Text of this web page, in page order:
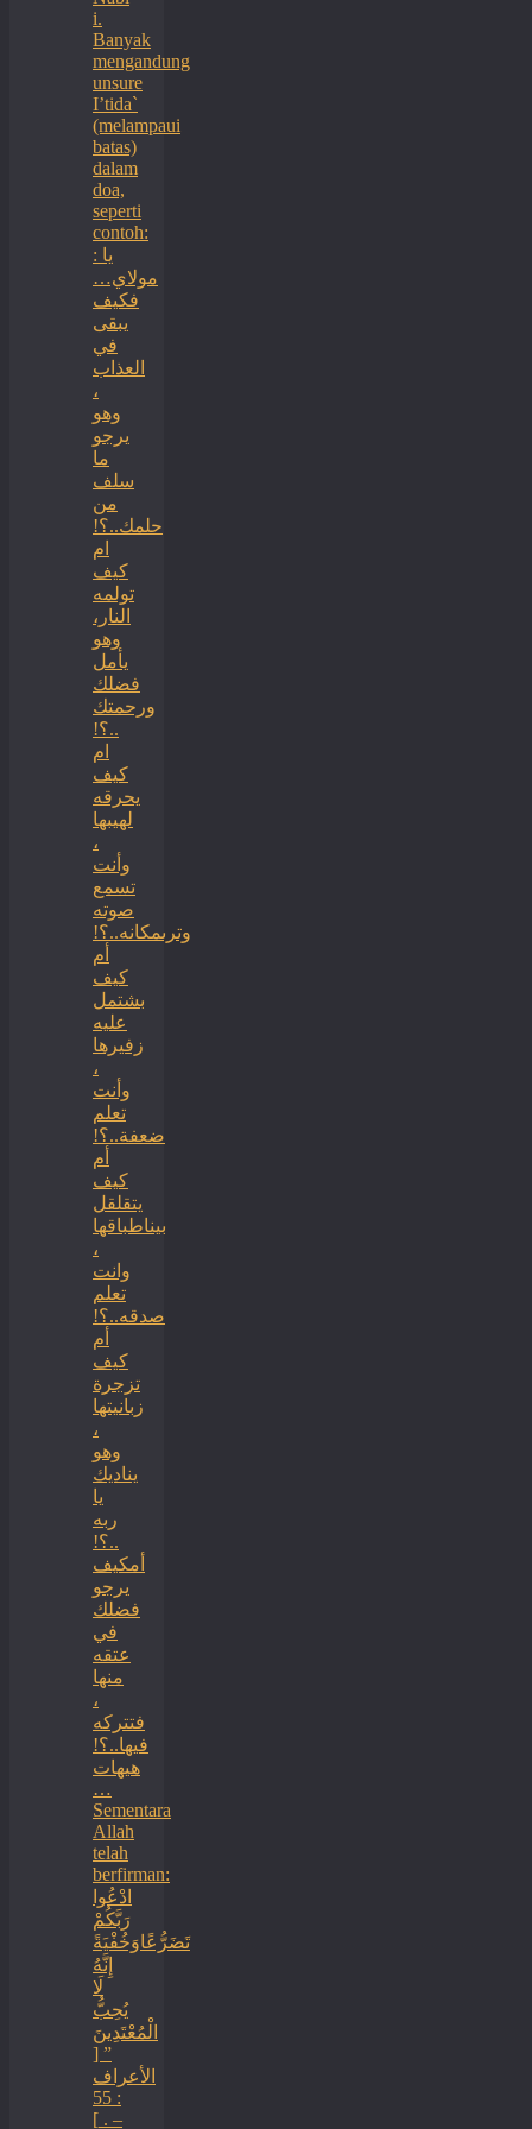
i.
Banyak
mengandung
unsure
I’tida`
(melampaui
batas)
dalam
doa,
seperti
contoh:
: يا
مولاي…
فكيف
يبقى
في
العذاب
،
وهو
يرجو
ما
سلف
من
حلمك..؟!
ام
كيف
تولمه
النار،
وهو
يأمل
فضلك
ورحمتك
..؟!
ام
كيف
يحرقه
لهيبها
،
وأنت
تسمع
صوته
وترىمكانه..؟!
أم
كيف
بشتمل
عليه
زفيرها
،
وأنت
تعلم
ضعفة..؟!
أم
كيف
يتقلقل
بيناطباقها
،
وانت
تعلم
صدقه..؟!
أم
كيف
تزجرة
زبانيتها
،
وهو
يناديك
يا
ربه
..؟!
أمكيف
يرجو
فضلك
في
عتقه
منها
،
فتتركه
فيها..؟!
هيهات
…
Sementara
Allah
telah
berfirman:
ادْعُوا
رَبَّكُمْ
تَضَرُّعًاوَخُفْيَةً
إِنَّهُ
لَا
يُحِبُّ
الْمُعْتَدِينَ
” [
الأعراف
: 55
] . –